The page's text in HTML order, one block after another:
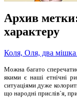
Архив
характеру
Коля, Оля, два
Можна багато
якими є наші етнічні
ситуаціями дуже
що народні прислів`я,